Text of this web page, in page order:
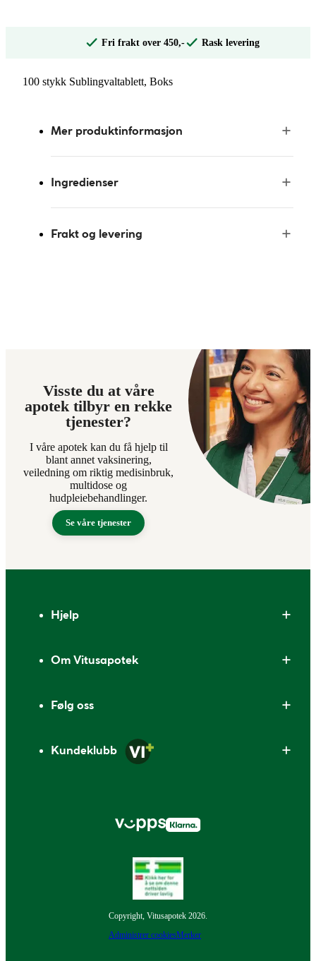
Fri frakt over 450,- Rask levering
100 stykk Sublingvaltablett, Boks
Mer produktinformasjon
Ingredienser
Frakt og levering
Visste du at våre
apotek tilbyr en rekke
tjenester?
I våre apotek kan du få hjelp til
blant annet vaksinering,
veiledning om riktig medisinbruk,
multidose og
hudpleiebehandlinger.
Se våre tjenester
Hjelp
Om Vitusapotek
Følg oss
Kundeklubb
Copyright, Vitusapotek 2026.
Administrer cookiesMerker